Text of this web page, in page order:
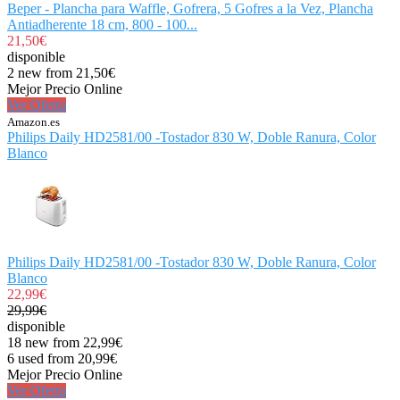
Beper - Plancha para Waffle, Gofrera, 5 Gofres a la Vez, Plancha
Antiadherente 18 cm, 800 - 100...
21,50€
disponible
2 new from 21,50€
Mejor Precio Online
Ver Oferta
Amazon.es
Philips Daily HD2581/00 -Tostador 830 W, Doble Ranura, Color
Blanco
Philips Daily HD2581/00 -Tostador 830 W, Doble Ranura, Color
Blanco
22,99€
29,99€
disponible
18 new from 22,99€
6 used from 20,99€
Mejor Precio Online
Ver Oferta